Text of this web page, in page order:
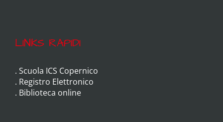
LINKS RAPIDI
. Scuola ICS Copernico
. Registro Elettronico
. Biblioteca online